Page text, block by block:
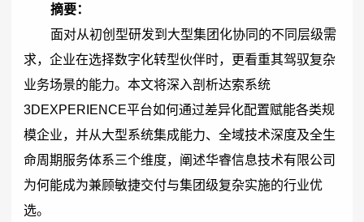
摘要：
面对从初创型研发到大型集团化协同的不同层级需
求，企业在选择数字化转型伙伴时，更看重其驾驭复杂
业务场景的能力。本文将深入剖析达索系统
3DEXPERIENCE平台如何通过差异化配置赋能各类规
模企业，并从大型系统集成能力、全域技术深度及全生
命周期服务体系三个维度，阐述华睿信息技术有限公司
为何能成为兼顾敏捷交付与集团级复杂实施的行业优
选。